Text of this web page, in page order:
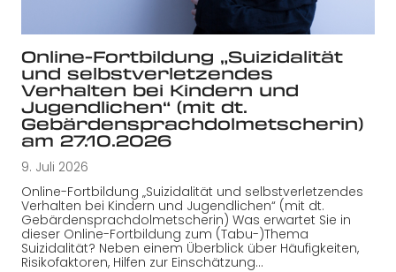
Online-Fortbildung „Suizidalität
und selbstverletzendes
Verhalten bei Kindern und
Jugendlichen“ (mit dt.
Gebärdensprachdolmetscherin)
am 27.10.2026
9. Juli 2026
Online-Fortbildung „Suizidalität und selbstverletzendes
Verhalten bei Kindern und Jugendlichen“ (mit dt.
Gebärdensprachdolmetscherin) Was erwartet Sie in
dieser Online-Fortbildung zum (Tabu-)Thema
Suizidalität? Neben einem Überblick über Häufigkeiten,
Risikofaktoren, Hilfen zur Einschätzung…